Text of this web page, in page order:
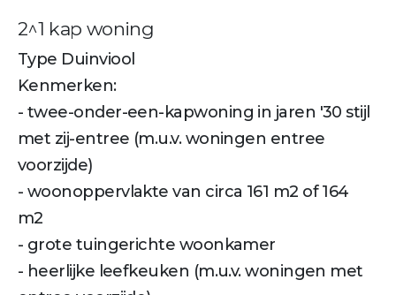
2^1 kap woning
Type Duinviool
Kenmerken:
- twee-onder-een-kapwoning in jaren '30 stijl
met zij-entree (m.u.v. woningen entree
voorzijde)
- woonoppervlakte van circa 161 m2 of 164
m2
- grote tuingerichte woonkamer
- heerlijke leefkeuken (m.u.v. woningen met